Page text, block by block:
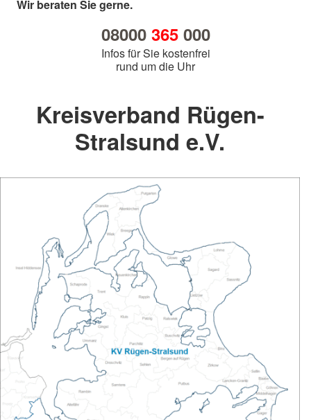
Wir beraten Sie gerne.
08000 365000
Infos für Sie kostenfrei
rund um die Uhr
Kreisverband Rügen-
Stralsund e.V.